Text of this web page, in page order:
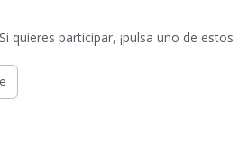
quieres participar, ¡pulsa uno de estos